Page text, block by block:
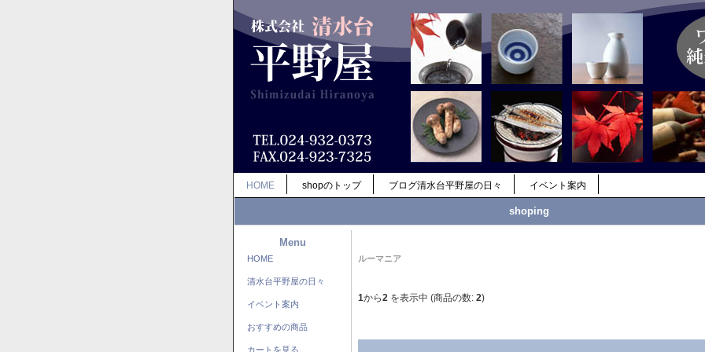
HOME shopのトップ ブログ清水台平野屋の日々 イベント案内
shoping
Menu
HOME
清水台平野屋の日々
イベント案内
おすすめの商品
カートを見る
ルーマニア
1から2 を表示中 (商品の数: 2)